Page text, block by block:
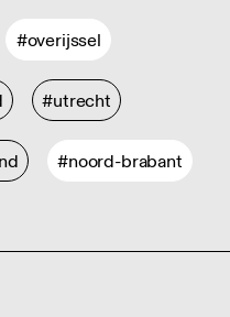
#overijssel
#utrecht
#noord-brabant